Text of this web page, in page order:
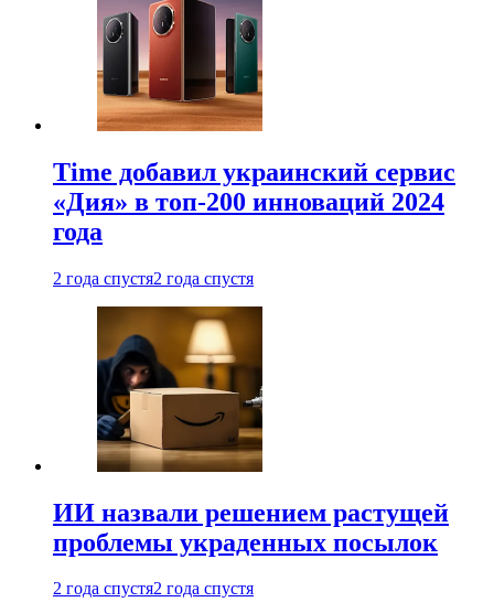
Time добавил украинский сервис
«Дия» в топ-200 инноваций 2024
года
2 года спустя2 года спустя
ИИ назвали решением растущей
проблемы украденных посылок
2 года спустя2 года спустя